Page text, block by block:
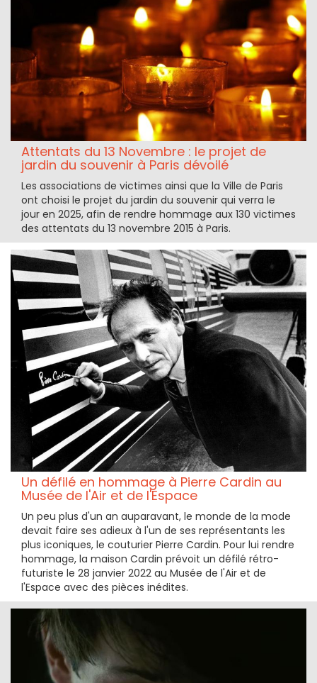
Attentats du 13 Novembre : le projet de
jardin du souvenir à Paris dévoilé
Les associations de victimes ainsi que la Ville de Paris
ont choisi le projet du jardin du souvenir qui verra le
jour en 2025, afin de rendre hommage aux 130 victimes
des attentats du 13 novembre 2015 à Paris.
Un défilé en hommage à Pierre Cardin au
Musée de l'Air et de l'Espace
Un peu plus d'un an auparavant, le monde de la mode
devait faire ses adieux à l'un de ses représentants les
plus iconiques, le couturier Pierre Cardin. Pour lui rendre
hommage, la maison Cardin prévoit un défilé rétro-
futuriste le 28 janvier 2022 au Musée de l'Air et de
l'Espace avec des pièces inédites.